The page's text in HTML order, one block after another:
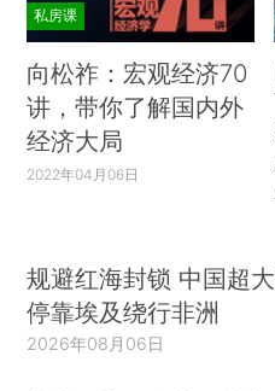
私房课
向松祚：宏观经济70
讲，带你了解国内外
经济大局
2022年04月06日
规避红海封锁 中国超
停靠埃及绕行非洲
2026年08月06日